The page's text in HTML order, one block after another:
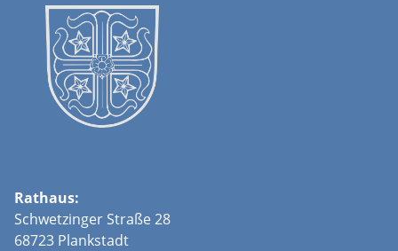
Rathaus:
Schwetzinger Straße 28
68723 Plankstadt